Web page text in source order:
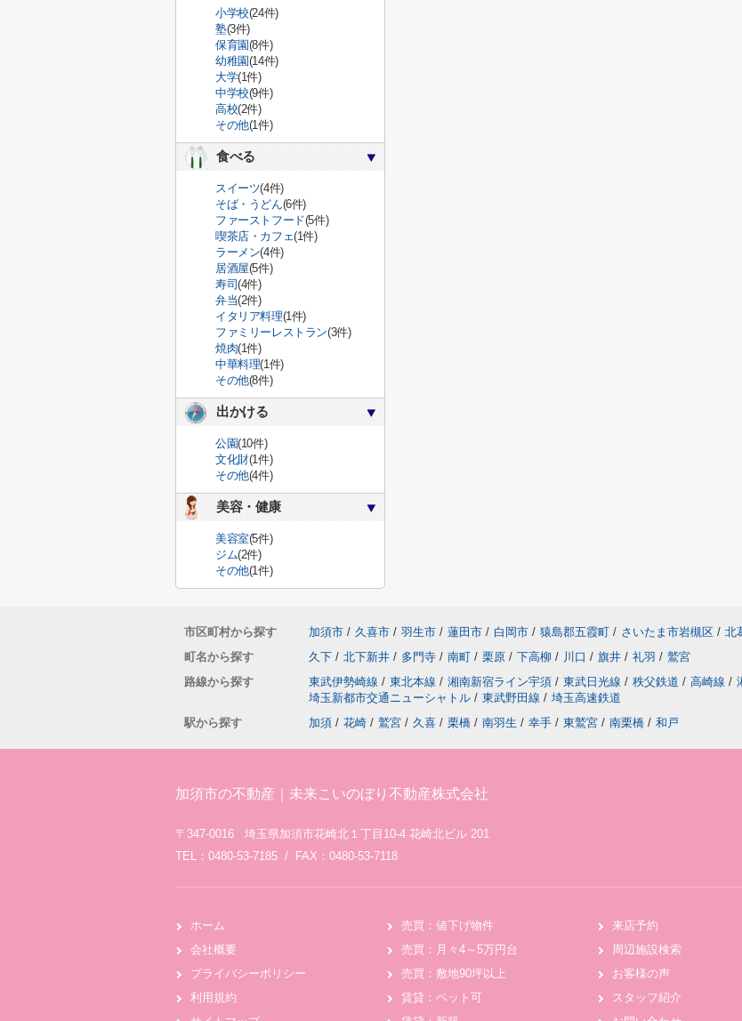
小学校(24件)
塾(3件)
保育園(8件)
幼稚園(14件)
大学(1件)
中学校(9件)
高校(2件)
その他(1件)
食べる
スイーツ(4件)
そば・うどん(6件)
ファーストフード(5件)
喫茶店・カフェ(1件)
ラーメン(4件)
居酒屋(5件)
寿司(4件)
弁当(2件)
イタリア料理(1件)
ファミリーレストラン(3件)
焼肉(1件)
中華料理(1件)
その他(8件)
出かける
公園(10件)
文化財(1件)
その他(4件)
美容・健康
美容室(5件)
ジム(2件)
その他(1件)
市区町村から探す 加須市 / 久喜市 / 羽生市 / 蓮田市 / 白岡市 / 猿島郡五霞町 / さいたま市岩槻区 / 北
町名から探す
久下 / 北下新井 / 多門寺 / 南町 / 栗原 / 下高柳 / 川口 / 旗井 / 礼羽 / 鷲宮
路線から探す
東武伊勢崎線 / 東北本線 / 湘南新宿ライン宇須 / 東武日光線 / 秩父鉄道 / 高崎線 /
埼玉新都市交通ニューシャトル / 東武野田線 / 埼玉高速鉄道
駅から探す
加須 / 花崎 / 鷲宮 / 久喜 / 栗橋 / 南羽生 / 幸手 / 東鷲宮 / 南栗橋 / 和戸
加須市の不動産｜未来こいのぼり不動産株式会社
〒347-0016 埼玉県加須市花崎北１丁目10-4 花崎北ビル 201
TEL：0480-53-7185 / FAX：0480-53-7118
ホーム
会社概要
プライバシーポリシー
利用規約
売買：値下げ物件
売買：月々4～5万円台
売買：敷地90坪以上
賃貸：ペット可
来店予約
周辺施設検索
お客様の声
スタッフ紹介